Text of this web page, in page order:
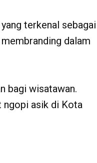
terkenal sebagai
dalam
bagi wisatawan.
ngopi asik di Kota